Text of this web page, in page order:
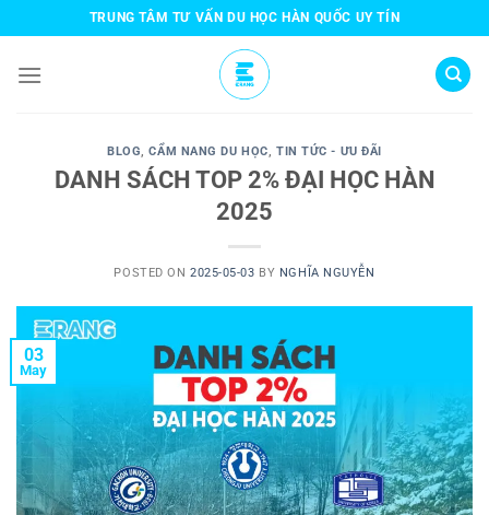
to
content
TRUNG TÂM TƯ VẤN DU HỌC HÀN QUỐC UY TÍN
BLOG,CẨM NANG DU HỌC, TIN TỨC - ƯU ĐÃI
DANH SÁCH TOP 2% ĐẠI HỌC HÀN
2025
POSTED ON 2025-05-03 BY NGHĨA NGUYỄN
03
May